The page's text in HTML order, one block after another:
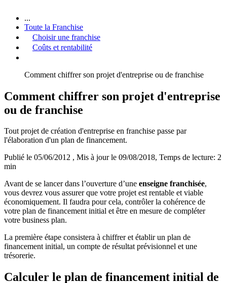
...
Toute la Franchise
Choisir une franchise
Coûts et rentabilité
Comment chiffrer son projet d'entreprise ou de franchise
Comment chiffrer son projet d'entreprise
ou de franchise
Tout projet de création d'entreprise en franchise passe par
l'élaboration d'un plan de financement.
Publié le 05/06/2012 , Mis à jour le 09/08/2018, Temps de lecture: 2
min
Avant de se lancer dans l’ouverture d’une enseigne franchisée,
vous devrez vous assurer que votre projet est rentable et viable
économiquement. Il faudra pour cela, contrôler la cohérence de
votre plan de financement initial et être en mesure de compléter
votre business plan.
La première étape consistera à chiffrer et établir un plan de
financement initial, un compte de résultat prévisionnel et une
trésorerie.
Calculer le plan de financement initial de